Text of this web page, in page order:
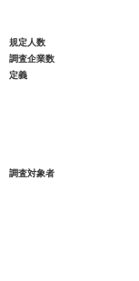
規定人数
調査企業数
定義
調査対象者